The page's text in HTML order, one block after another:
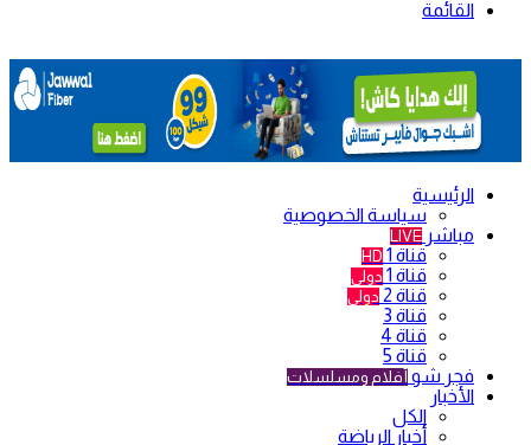
القائمة
الرئيسية
سياسة الخصوصية
مباشر LIVE
قناة 1 HD
قناة 1 دولي
قناة 2 دولي
قناة 3
قناة 4
قناة 5
فجر شو أفلام ومسلسلات
الأخبار
الكل
أخبار الرياضة